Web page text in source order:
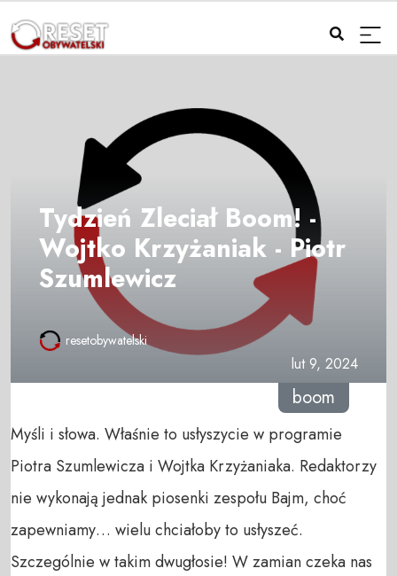
Tydzień Zleciał Boom! -
Wojtko Krzyżaniak - Piotr
Szumlewicz
resetobywatelski
lut 9, 2024
boom
Myśli i słowa. Właśnie to usłyszycie w programie
Piotra Szumlewicza i Wojtka Krzyżaniaka. Redaktorzy
nie wykonają jednak piosenki zespołu Bajm, choć
zapewniamy… wielu chciałoby to usłyszeć.
Szczególnie w takim dwugłosie! W zamian czeka nas